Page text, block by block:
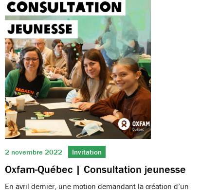
2 novembre 2022 Invitation
Oxfam-Québec | Consultation jeunesse
En avril dernier, une motion demandant la création d’un